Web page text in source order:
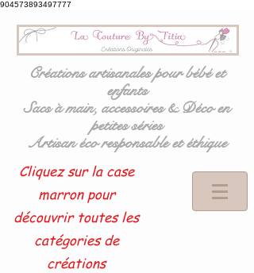
904573893497777
Créations artisanales pour bébé et
enfants
Sacs à main, accessoires & Déco en
petites séries
Artisan éco responsable et éthique
Cliquez sur la case
marron pour
découvrir toutes les
catégories de
créations